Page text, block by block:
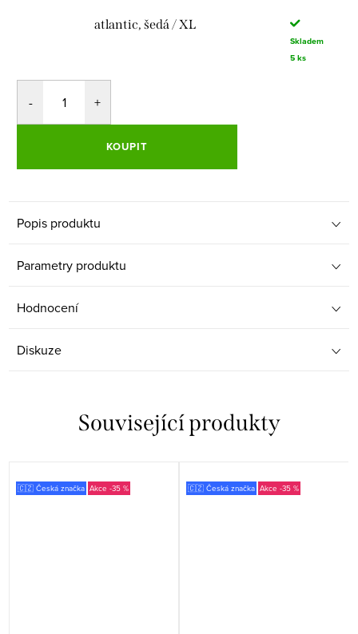
atlantic, šedá / XL
Skladem
5 ks
KOUPIT
Popis produktu
Parametry produktu
Hodnocení
Diskuze
Související produkty
🇨🇿 Česká značka -35 % 🇨🇿 Česká značka -35 %